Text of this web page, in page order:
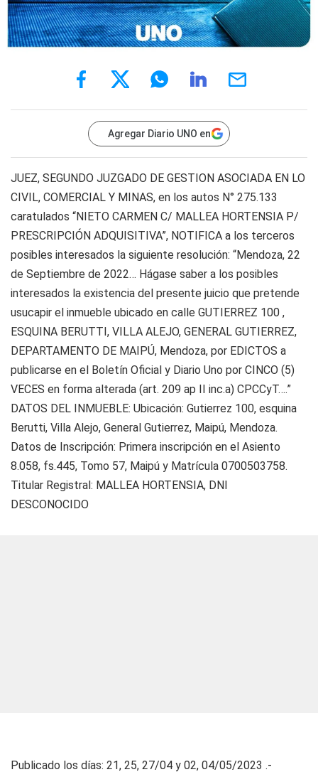
Agregar Diario UNO en
JUEZ, SEGUNDO JUZGADO DE GESTION ASOCIADA EN LO
CIVIL, COMERCIAL Y MINAS, en los autos N° 275.133
caratulados “NIETO CARMEN C/ MALLEA HORTENSIA P/
PRESCRIPCIÓN ADQUISITIVA”, NOTIFICA a los terceros
posibles interesados la siguiente resolución: “Mendoza, 22
de Septiembre de 2022… Hágase saber a los posibles
interesados la existencia del presente juicio que pretende
usucapir el inmueble ubicado en calle GUTIERREZ 100 ,
ESQUINA BERUTTI, VILLA ALEJO, GENERAL GUTIERREZ,
DEPARTAMENTO DE MAIPÚ, Mendoza, por EDICTOS a
publicarse en el Boletín Oficial y Diario Uno por CINCO (5)
VECES en forma alterada (art. 209 ap II inc.a) CPCCyT….”
DATOS DEL INMUEBLE: Ubicación: Gutierrez 100, esquina
Berutti, Villa Alejo, General Gutierrez, Maipú, Mendoza.
Datos de Inscripción: Primera inscripción en el Asiento
8.058, fs.445, Tomo 57, Maipú y Matrícula 0700503758.
Titular Registral: MALLEA HORTENSIA, DNI
DESCONOCIDO
Publicado los días: 21, 25, 27/04 y 02, 04/05/2023 .-